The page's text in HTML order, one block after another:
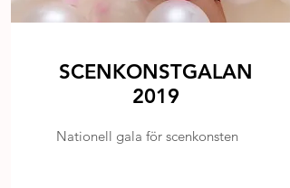
SCENKONSTGALAN
2019
Nationell gala för scenkonsten